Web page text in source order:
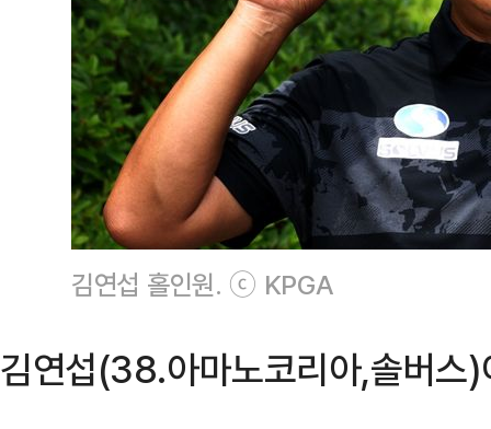
김연섭 홀인원. ⓒ KPGA
김연섭(38.아마노코리아,솔버스